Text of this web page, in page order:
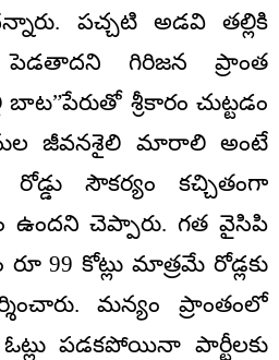
పచ్చటి అడవి తల్లికి
పెడతాదని గిరిజన ప్రాంత
బాట”పేరుతో శ్రీకారం చుట్టడం
జీవనశైలి మారాలి అంటే
సౌకర్యం కచ్చితంగా
ఉందని చెప్పారు. గత వైసిపి
99 కోట్లు మాత్రమే రోడ్లకు
మన్యం ప్రాంతంలో
పడకపోయినా పార్టీలకు